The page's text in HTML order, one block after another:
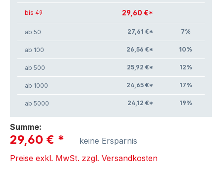
bis 49 29,60 €*
ab 50 27,61 €* 7%
ab 100 26,56 €* 10%
ab 500 25,92 €* 12%
ab 1000 24,65 €* 17%
ab 5000 24,12 €* 19%
Summe:
29,60 € *
keine Ersparnis
Preise exkl. MwSt. zzgl. Versandkosten